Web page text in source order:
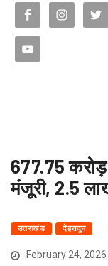
677.75 करोड़
मंजूरी, 2.5
उत्तराखंड देहरादून
February 24, 2026